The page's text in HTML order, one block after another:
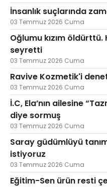
İnsanlık suçlarında
03 Temmuz 2026 Cuma
Oğlumu kızım öldürttü.
seyretti
03 Temmuz 2026 Cuma
Ravive Kozmetik'i
03 Temmuz 2026 Cuma
İ.C, Ela’nın ailesine
diye sormuş
03 Temmuz 2026 Cuma
Saray güdümlüyü
istiyoruz
03 Temmuz 2026 Cuma
Eğitim-Sen ürün resti